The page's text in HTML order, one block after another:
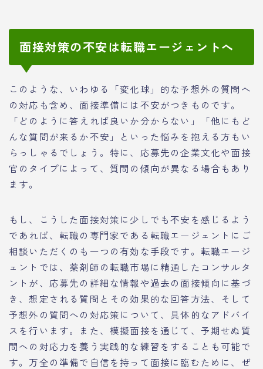
面接対策の不安は転職エージェントへ
このような、いわゆる「変化球」的な予想外の質問へ
の対応も含め、面接準備には不安がつきものです。
「どのように答えれば良いか分からない」「他にもど
んな質問が来るか不安」といった悩みを抱える方もい
らっしゃるでしょう。特に、応募先の企業文化や面接
官のタイプによって、質問の傾向が異なる場合もあり
ます。
もし、こうした面接対策に少しでも不安を感じるよう
であれば、転職の専門家である転職エージェントにご
相談いただくのも一つの有効な手段です。転職エージ
ェントでは、薬剤師の転職市場に精通したコンサルタ
ントが、応募先の詳細な情報や過去の面接傾向に基づ
き、想定される質問とその効果的な回答方法、そして
予想外の質問への対応策について、具体的なアドバイ
スを行います。また、模擬面接を通じて、予期せぬ質
問への対応力を養う実践的な練習をすることも可能で
す。万全の準備で自信を持って面接に臨むために、ぜ